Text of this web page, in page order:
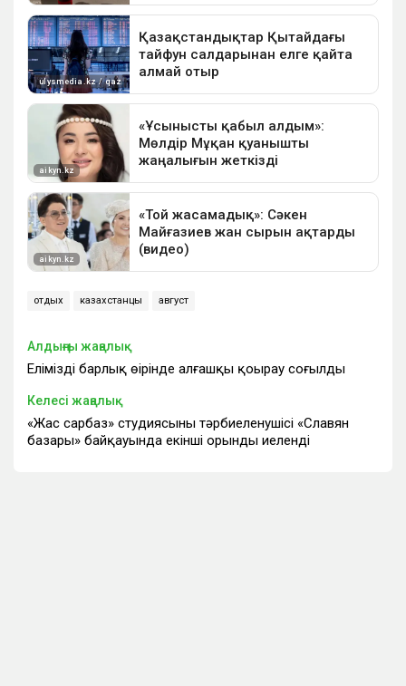
отдых казахстанцы август
Алдыңғы жаңалық
Еліміздің барлық өңірінде алғашқы қоңырау соғылды
Келесі жаңалық
«Жас сарбаз» студиясының тәрбиеленушісі «Славян
базары» байқауында екінші орынды иеленді